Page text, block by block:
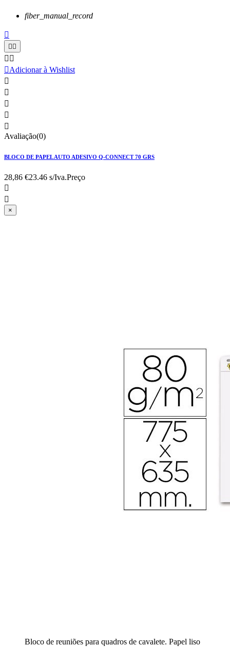
fiber_manual_record

 
 
Adicionar à Wishlist





Avaliação(0)
BLOCO DE PAPEL AUTO ADESIVO Q-CONNECT 70 GRS
28,86 €23.46 s/Iva.Preço


×
Bloco de reuniões para quadros de cavalete. Papel liso